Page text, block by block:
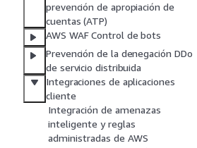
prevención de apropiación de
cuentas (ATP)
AWS WAF Control de bots
Prevención de la denegación DDo
de servicio distribuida
Integraciones de aplicaciones
cliente
Integración de amenazas
inteligente y reglas
administradas de AWS